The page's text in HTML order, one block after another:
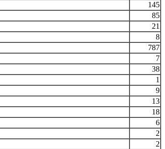
145
85
21
8
787
7
38
1
9
13
18
6
2
2